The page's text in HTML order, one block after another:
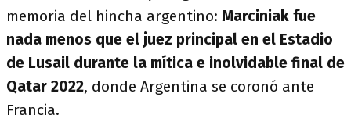
memoria del hincha argentino: Marciniak fue
nada menos que el juez principal en el Estadio
de Lusail durante la mítica e inolvidable final de
Qatar 2022, donde Argentina se coronó ante
Francia.